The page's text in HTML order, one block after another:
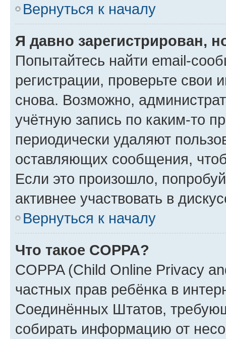
Вернуться к началу
Я давно зарегистрирован,
Попытайтесь найти email-
регистрации, проверьте свои
снова. Возможно,
учётную запись по каким-то
периодически удаляют
оставляющих сообщения,
Если это произошло,
активнее участвовать в
Вернуться к началу
Что такое COPPA?
COPPA (Child Online Privacy
частных прав ребёнка в
Соединённых Штатов,
собирать информацию от